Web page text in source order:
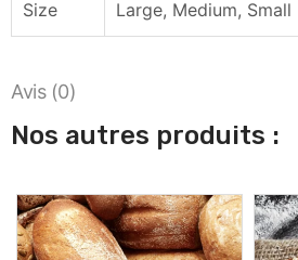
Size Large, Medium, Small
Avis (0)
Nos autres produits :